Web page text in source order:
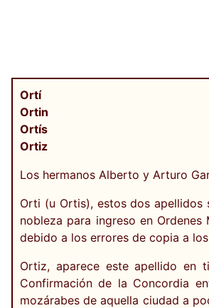
Ortí
Ortin
Ortís
Ortiz
Los hermanos Alberto y Arturo
Orti (u Ortis), estos dos apellidos
nobleza para ingreso en
debido a los errores de copia a
Ortiz, aparece este apellido en
Confirmación de la Concordia
mozárabes de aquella ciudad a